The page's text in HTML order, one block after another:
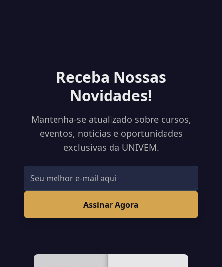
Receba Nossas
Novidades!
Mantenha-se atualizado sobre cursos,
eventos, notícias e oportunidades
exclusivas da UNIVEM.
Assinar Agora